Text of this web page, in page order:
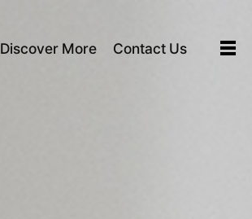
Discover More Contact Us